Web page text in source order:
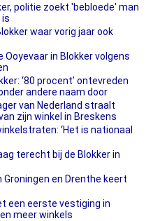
politie zoekt 'bebloede' man
is
waar vorig jaar ook
Ooyevaar in Blokker volgens
‘80 procent’ ontevreden
andere naam door
van Nederland straalt
zijn winkel in Breskens
‘Het is nationaal
terecht bij de Blokker in
Groningen en Drenthe keert
een eerste vestiging in
meer winkels